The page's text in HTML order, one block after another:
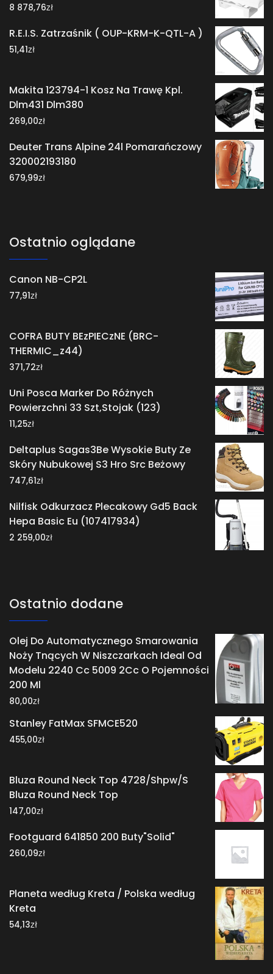
8 878,76zł
R.E.I.S. Zatrzaśnik ( OUP-KRM-K-QTL-A )
51,41zł
Makita 123794-1 Kosz Na Trawę Kpl.
Dlm431 Dlm380
269,00zł
Deuter Trans Alpine 24l Pomarańczowy
320002193180
679,99zł
Ostatnio oglądane
Canon NB-CP2L
77,91zł
COFRA BUTY BEzPIECzNE (BRC-
THERMIC_z44)
371,72zł
Uni Posca Marker Do Różnych
Powierzchni 33 Szt,Stojak (123)
11,25zł
Deltaplus Sagas3Be Wysokie Buty Ze
Skóry Nubukowej S3 Hro Src Beżowy
747,61zł
Nilfisk Odkurzacz Plecakowy Gd5 Back
Hepa Basic Eu (107417934)
2 259,00zł
Ostatnio dodane
Olej Do Automatycznego Smarowania
Noży Tnących W Niszczarkach Ideal Od
Modelu 2240 Cc 5009 2Cc O Pojemności
200 Ml
80,00zł
Stanley FatMax SFMCE520
455,00zł
Bluza Round Neck Top 4728/Shpw/S
Bluza Round Neck Top
147,00zł
Footguard 641850 200 Buty"Solid"
260,09zł
Planeta według Kreta / Polska według
Kreta
54,13zł